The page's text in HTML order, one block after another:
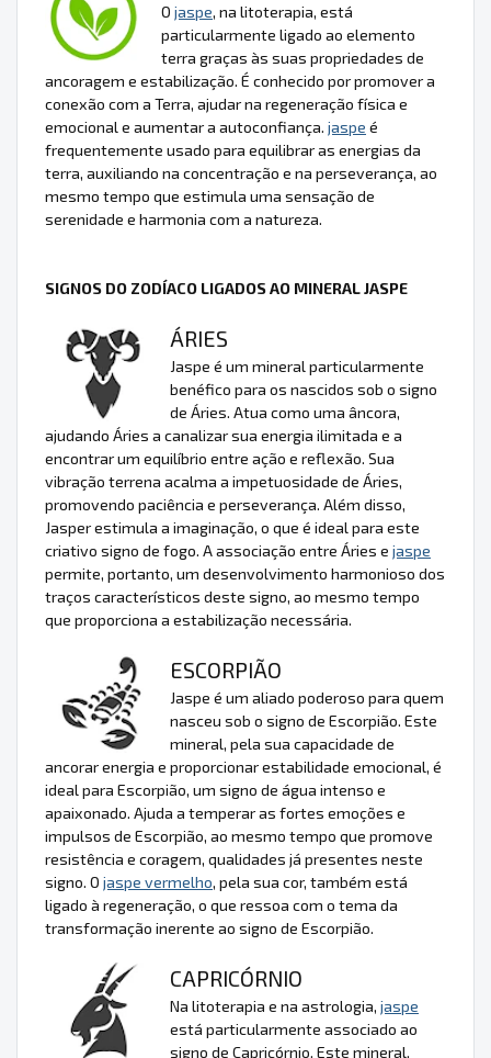
O jaspe, na litoterapia, está
particularmente ligado ao elemento
terra graças às suas propriedades de
ancoragem e estabilização. É conhecido por promover a
conexão com a Terra, ajudar na regeneração física e
emocional e aumentar a autoconfiança. jaspe é
frequentemente usado para equilibrar as energias da
terra, auxiliando na concentração e na perseverança, ao
mesmo tempo que estimula uma sensação de
serenidade e harmonia com a natureza.
SIGNOS DO ZODÍACO LIGADOS AO MINERAL JASPE
ÁRIES
Jaspe é um mineral particularmente
benéfico para os nascidos sob o signo
de Áries. Atua como uma âncora,
ajudando Áries a canalizar sua energia ilimitada e a
encontrar um equilíbrio entre ação e reflexão. Sua
vibração terrena acalma a impetuosidade de Áries,
promovendo paciência e perseverança. Além disso,
Jasper estimula a imaginação, o que é ideal para este
criativo signo de fogo. A associação entre Áries e jaspe
permite, portanto, um desenvolvimento harmonioso dos
traços característicos deste signo, ao mesmo tempo
que proporciona a estabilização necessária.
ESCORPIÃO
Jaspe é um aliado poderoso para quem
nasceu sob o signo de Escorpião. Este
mineral, pela sua capacidade de
ancorar energia e proporcionar estabilidade emocional, é
ideal para Escorpião, um signo de água intenso e
apaixonado. Ajuda a temperar as fortes emoções e
impulsos de Escorpião, ao mesmo tempo que promove
resistência e coragem, qualidades já presentes neste
signo. O jaspe vermelho, pela sua cor, também está
ligado à regeneração, o que ressoa com o tema da
transformação inerente ao signo de Escorpião.
CAPRICÓRNIO
Na litoterapia e na astrologia, jaspe
está particularmente associado ao
signo de Capricórnio. Este mineral,